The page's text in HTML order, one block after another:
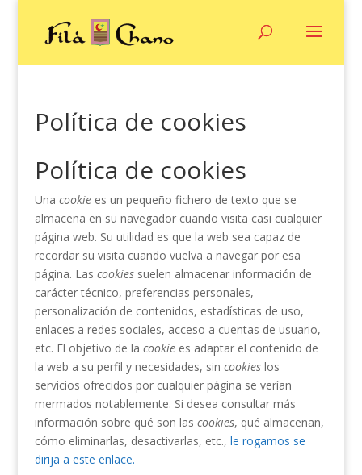
Política de cookies
Política de cookies
Una cookiees un pequeño fichero de texto que se
almacena en su navegador cuando visita casi cualquier
página web. Su utilidad es que la web sea capaz de
recordar su visita cuando vuelva a navegar por esa
página. Las cookiessuelen almacenar información de
carácter técnico, preferencias personales,
personalización de contenidos, estadísticas de uso,
enlaces a redes sociales, acceso a cuentas de usuario,
etc. El objetivo de la cookiees adaptar el contenido de
la web a su perfil y necesidades, sin cookieslos
servicios ofrecidos por cualquier página se verían
mermados notablemente. Si desea consultar más
información sobre qué son las cookies, qué almacenan,
cómo eliminarlas, desactivarlas, etc., le rogamos se
dirija a este enlace.